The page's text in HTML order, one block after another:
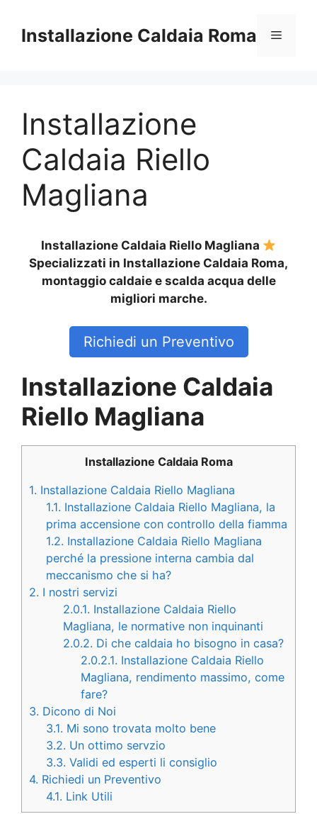
contenuto
Installazione Caldaia Roma Menu
Installazione
Caldaia Riello
Magliana
Installazione Caldaia Riello Magliana
Specializzati in Installazione Caldaia Roma,
montaggio caldaie e scalda acqua delle
migliori marche.
Richiedi un Preventivo
Installazione Caldaia
Riello Magliana
Installazione Caldaia Roma
1. Installazione Caldaia Riello Magliana
1.1. Installazione Caldaia Riello Magliana, la
prima accensione con controllo della fiamma
1.2. Installazione Caldaia Riello Magliana
perché la pressione interna cambia dal
meccanismo che si ha?
2. I nostri servizi
2.0.1. Installazione Caldaia Riello
Magliana, le normative non inquinanti
2.0.2. Di che caldaia ho bisogno in casa?
2.0.2.1. Installazione Caldaia Riello
Magliana, rendimento massimo, come
fare?
3. Dicono di Noi
3.1. Mi sono trovata molto bene
3.2. Un ottimo servzio
3.3. Validi ed esperti li consiglio
4. Richiedi un Preventivo
4.1. Link Utili